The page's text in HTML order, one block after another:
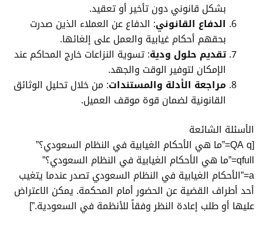
بشكل قانوني دون تأخير أو تعقيد.
الدفاع القانوني: الدفاع عن العملاء الذين صدرت
بحقهم أحكام غيابية والعمل على إلغائها.
تقديم حلول ودية: تسوية النزاعات خارج المحاكم عند
الإمكان لتوفير الوقت والجهد.
مراجعة الأدلة والمستندات: من خلال تحليل الوثائق
القانونية لضمان قوة موقف العميل.
الأسئلة الشائعة
[QA q=”ما هي الأحكام الغيابية في النظام السعودي؟”
qfull=”ما هي الأحكام الغيابية في النظام السعودي؟”
a=”الأحكام الغيابية في النظام السعودي تصدر عندما يتغيب
أحد أطراف القضية عن الحضور أمام المحكمة. يمكن الاعتراض
عليها أو طلب إعادة النظر وفقاً للأنظمة في السعودية.”]